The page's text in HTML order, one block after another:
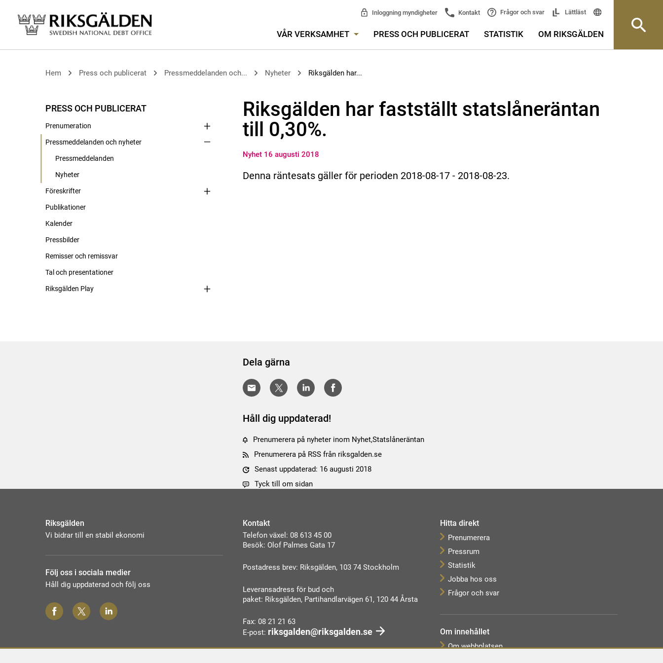
Inloggning myndigheter Kontakt Frågor och svar Lättläst
VÅR VERKSAMHET PRESS OCH PUBLICERAT STATISTIK OM RIKSGÄLDEN
Hem Press och publicerat Pressmeddelanden och... Nyheter Riksgälden har...
PRESS OCH PUBLICERAT
Prenumeration
Pressmeddelanden och nyheter
Pressmeddelanden
Nyheter
Föreskrifter
Publikationer
Kalender
Pressbilder
Remisser och remissvar
Tal och presentationer
Riksgälden Play
Riksgälden har fastställt statslåneräntan
till 0,30%.
Nyhet 16 augusti 2018
Denna räntesats gäller för perioden 2018-08-17 - 2018-08-23.
Dela gärna
Håll dig uppdaterad!
Prenumerera på nyheter inom Nyhet,Statslåneräntan
Prenumerera på RSS från riksgalden.se
Senast uppdaterad: 16 augusti 2018
Tyck till om sidan
Riksgälden
Vi bidrar till en stabil ekonomi
Följ oss i sociala medier
Håll dig uppdaterad och följ oss
Kontakt
Telefon växel: 08 613 45 00
Besök: Olof Palmes Gata 17
Postadress brev: Riksgälden, 103 74 Stockholm
Leveransadress för bud och
paket: Riksgälden, Partihandlarvägen 61, 120 44 Årsta
Fax: 08 21 21 63
E-post: riksgalden@riksgalden.se
Hitta direkt
Prenumerera
Pressrum
Statistik
Jobba hos oss
Frågor och svar
Om innehållet
Om webbplatsen